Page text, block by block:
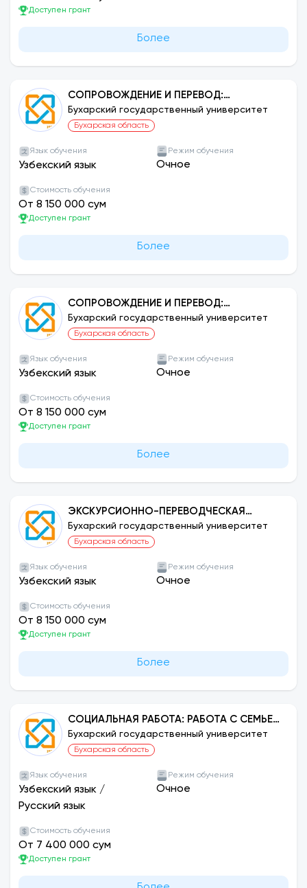
Доступен грант
Более
СОПРОВОЖДЕНИЕ И ПЕРЕВОД:
ФРАНЦУЗСКИЙ ЯЗЫК
Бухарский государственный университет
Бухарская область
Язык обучения
Узбекский язык
Режим обучения
Очное
Стоимость обучения
От 8 150 000 сум
Доступен грант
Более
СОПРОВОЖДЕНИЕ И ПЕРЕВОД:
АНГЛИЙСКИЙ ЯЗЫК
Бухарский государственный университет
Бухарская область
Язык обучения
Узбекский язык
Режим обучения
Очное
Стоимость обучения
От 8 150 000 сум
Доступен грант
Более
ЭКСКУРСИОННО-ПЕРЕВОДЧЕСКАЯ
ДЕЯТЕЛЬНОСТЬ: НЕМЕЦКИЙ ЯЗЫК
Бухарский государственный университет
Бухарская область
Язык обучения
Узбекский язык
Режим обучения
Очное
Стоимость обучения
От 8 150 000 сум
Доступен грант
Более
СОЦИАЛЬНАЯ РАБОТА: РАБОТА С СЕМЬЕЙ
И ДЕТЬМИ
Бухарский государственный университет
Бухарская область
Язык обучения
Узбекский язык /
Русский язык
Режим обучения
Очное
Стоимость обучения
От 7 400 000 сум
Доступен грант